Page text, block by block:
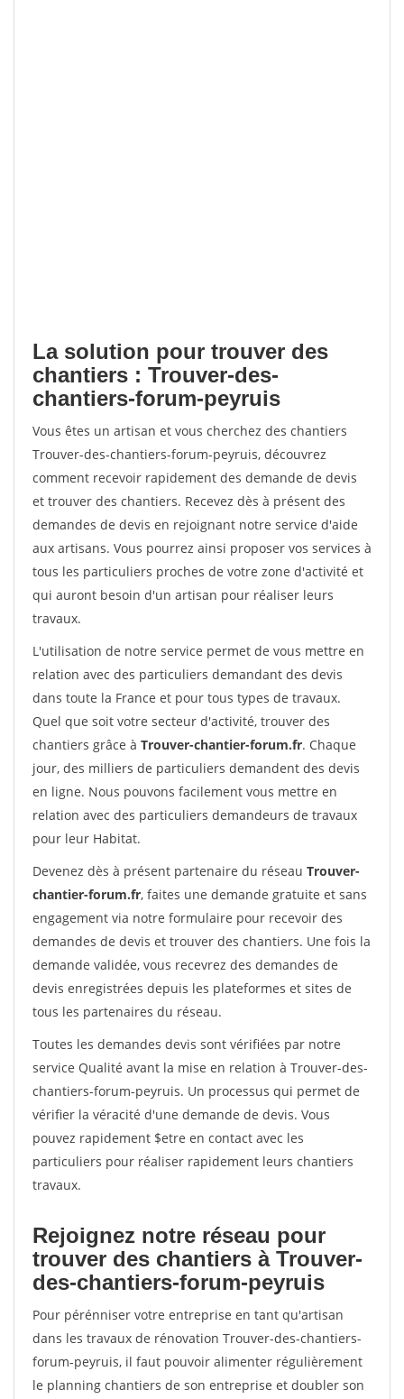
La solution pour trouver des
chantiers : Trouver-des-
chantiers-forum-peyruis
Vous êtes un artisan et vous cherchez des chantiers
Trouver-des-chantiers-forum-peyruis, découvrez
comment recevoir rapidement des demande de devis
et trouver des chantiers. Recevez dès à présent des
demandes de devis en rejoignant notre service d'aide
aux artisans. Vous pourrez ainsi proposer vos services à
tous les particuliers proches de votre zone d'activité et
qui auront besoin d'un artisan pour réaliser leurs
travaux.
L'utilisation de notre service permet de vous mettre en
relation avec des particuliers demandant des devis
dans toute la France et pour tous types de travaux.
Quel que soit votre secteur d'activité, trouver des
chantiers grâce à Trouver-chantier-forum.fr. Chaque
jour, des milliers de particuliers demandent des devis
en ligne. Nous pouvons facilement vous mettre en
relation avec des particuliers demandeurs de travaux
pour leur Habitat.
Devenez dès à présent partenaire du réseau Trouver-
chantier-forum.fr, faites une demande gratuite et sans
engagement via notre formulaire pour recevoir des
demandes de devis et trouver des chantiers. Une fois la
demande validée, vous recevrez des demandes de
devis enregistrées depuis les plateformes et sites de
tous les partenaires du réseau.
Toutes les demandes devis sont vérifiées par notre
service Qualité avant la mise en relation à Trouver-des-
chantiers-forum-peyruis. Un processus qui permet de
vérifier la véracité d'une demande de devis. Vous
pouvez rapidement $etre en contact avec les
particuliers pour réaliser rapidement leurs chantiers
travaux.
Rejoignez notre réseau pour
trouver des chantiers à Trouver-
des-chantiers-forum-peyruis
Pour pérénniser votre entreprise en tant qu'artisan
dans les travaux de rénovation Trouver-des-chantiers-
forum-peyruis, il faut pouvoir alimenter régulièrement
le planning chantiers de son entreprise et doubler son